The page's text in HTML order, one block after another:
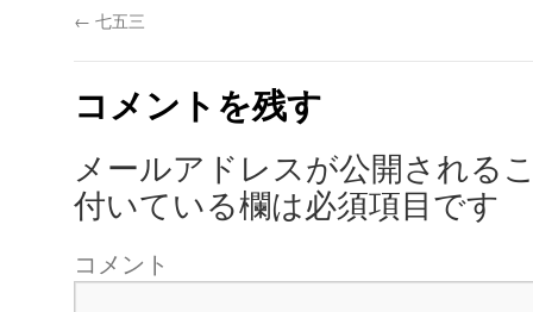
← 七五三
コメントを残す
メールアドレスが公開される
付いている欄は必須項目です
コメント